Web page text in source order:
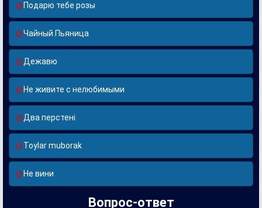
Подарю тебе розы
Чайный Пьяница
Дежавю
Не живите с нелюбимыми
Два перстені
Toylar muborak
Не вини
Вопрос-ответ